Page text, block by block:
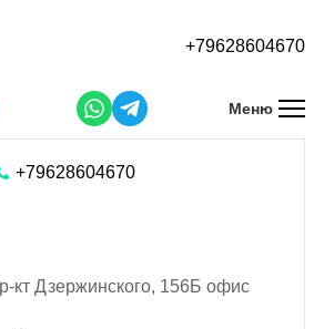
+79628604670
Меню
+79628604670
кт Дзержинского, 156Б офис